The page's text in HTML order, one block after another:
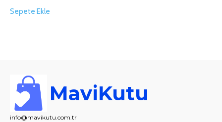
Sepete Ekle
MaviKutu
info@mavikutu.com.tr